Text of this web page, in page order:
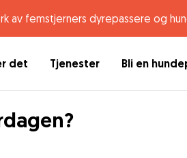
av femstjerners dyrepassere og
det Tjenester Bli en